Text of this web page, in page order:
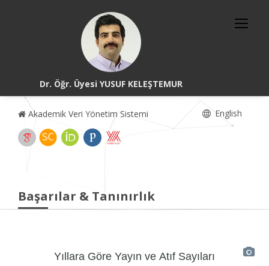
Dr. Öğr. Üyesi YUSUF KELEŞTEMUR
Akademik Veri Yönetim Sistemi English
Başarılar & Tanınırlık
Yıllara Göre Yayın ve Atıf Sayıları